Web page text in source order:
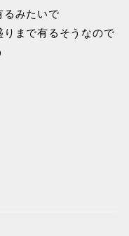
るみたいで
まで有るそうなので